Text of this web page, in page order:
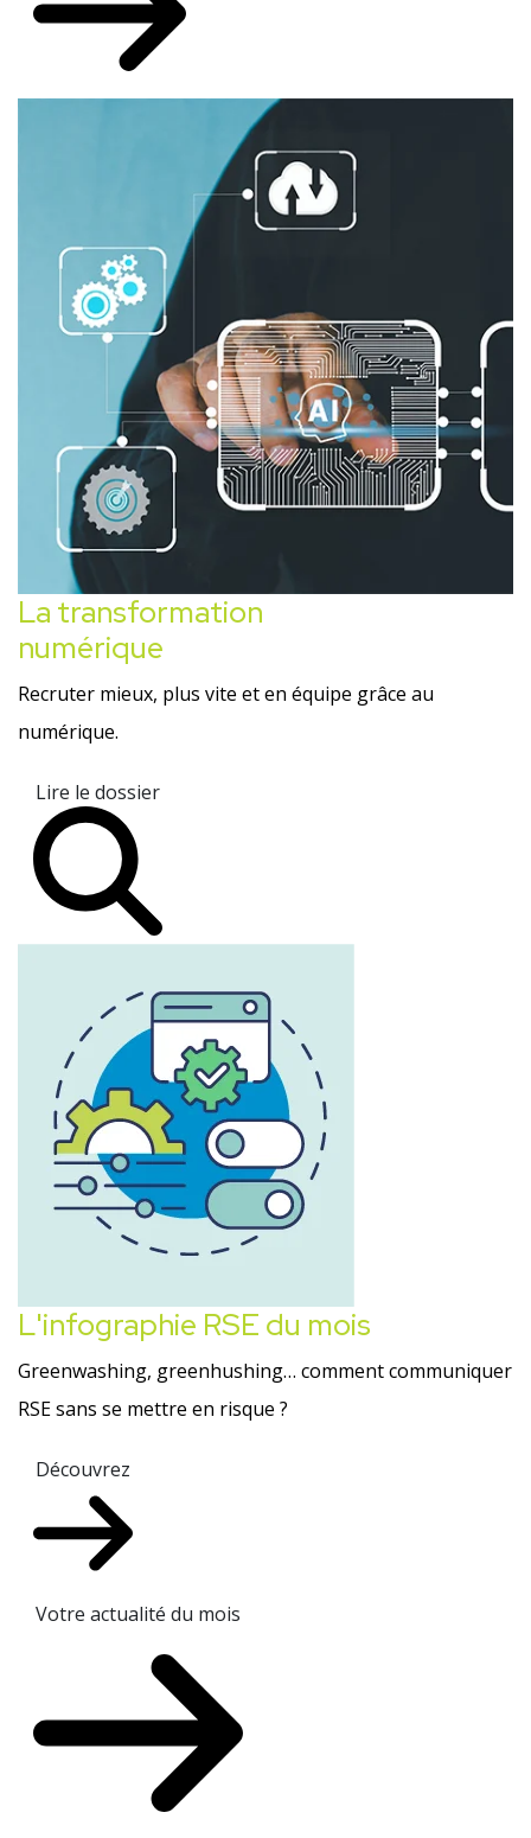
La transformation
numérique
Recruter mieux, plus vite et en équipe grâce au
numérique.
Lire le dossier
L'infographie RSE du mois
Greenwashing, greenhushing… comment communiquer
RSE sans se mettre en risque ?
Découvrez
Votre actualité du mois